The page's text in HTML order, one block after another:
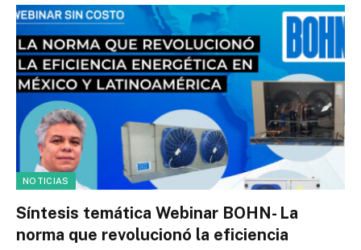
NOTICIAS
Síntesis temática Webinar BOHN- La
norma que revolucionó la eficiencia